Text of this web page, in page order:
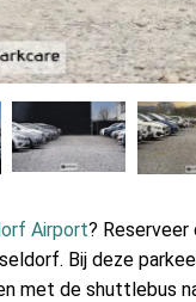
Airport? Reserveer
Bij deze
met de shuttlebus